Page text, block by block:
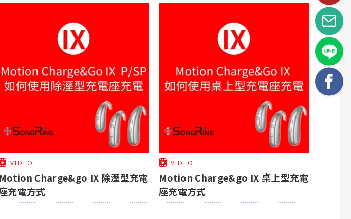
VIDEO
Motion Charge&go IX 除溼型充電
充電方式
VIDEO
Motion Charge&go IX 桌上型充電
座充電方式